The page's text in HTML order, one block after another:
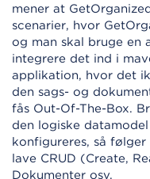
mener at
scenarier, hvor
og man skal bruge en
integrere det ind i
applikation, hvor det
den sags- og
fås Out-Of-The-Box.
den logiske
konfigureres, så
lave CRUD (Create,
Dokumenter osv.